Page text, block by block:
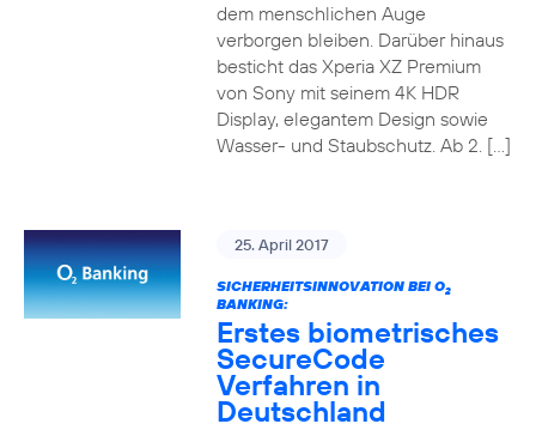
dem menschlichen Auge
verborgen bleiben. Darüber hinaus
besticht das Xperia XZ Premium
von Sony mit seinem 4K HDR
Display, elegantem Design sowie
Wasser- und Staubschutz. Ab 2. […]
25. April 2017
SICHERHEITSINNOVATION BEI O2
BANKING:
Erstes biometrisches
SecureCode
Verfahren in
Deutschland